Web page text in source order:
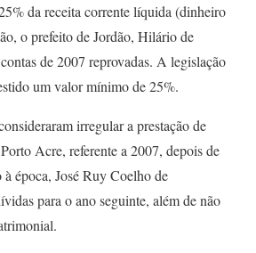
da receita corrente líquida (dinheiro
o prefeito de Jordão, Hilário de
de 2007 reprovadas. A legislação
um valor mínimo de 25%.
irregular a prestação de
Acre, referente a 2007, depois de
época, José Ruy Coelho de
para o ano seguinte, além de não